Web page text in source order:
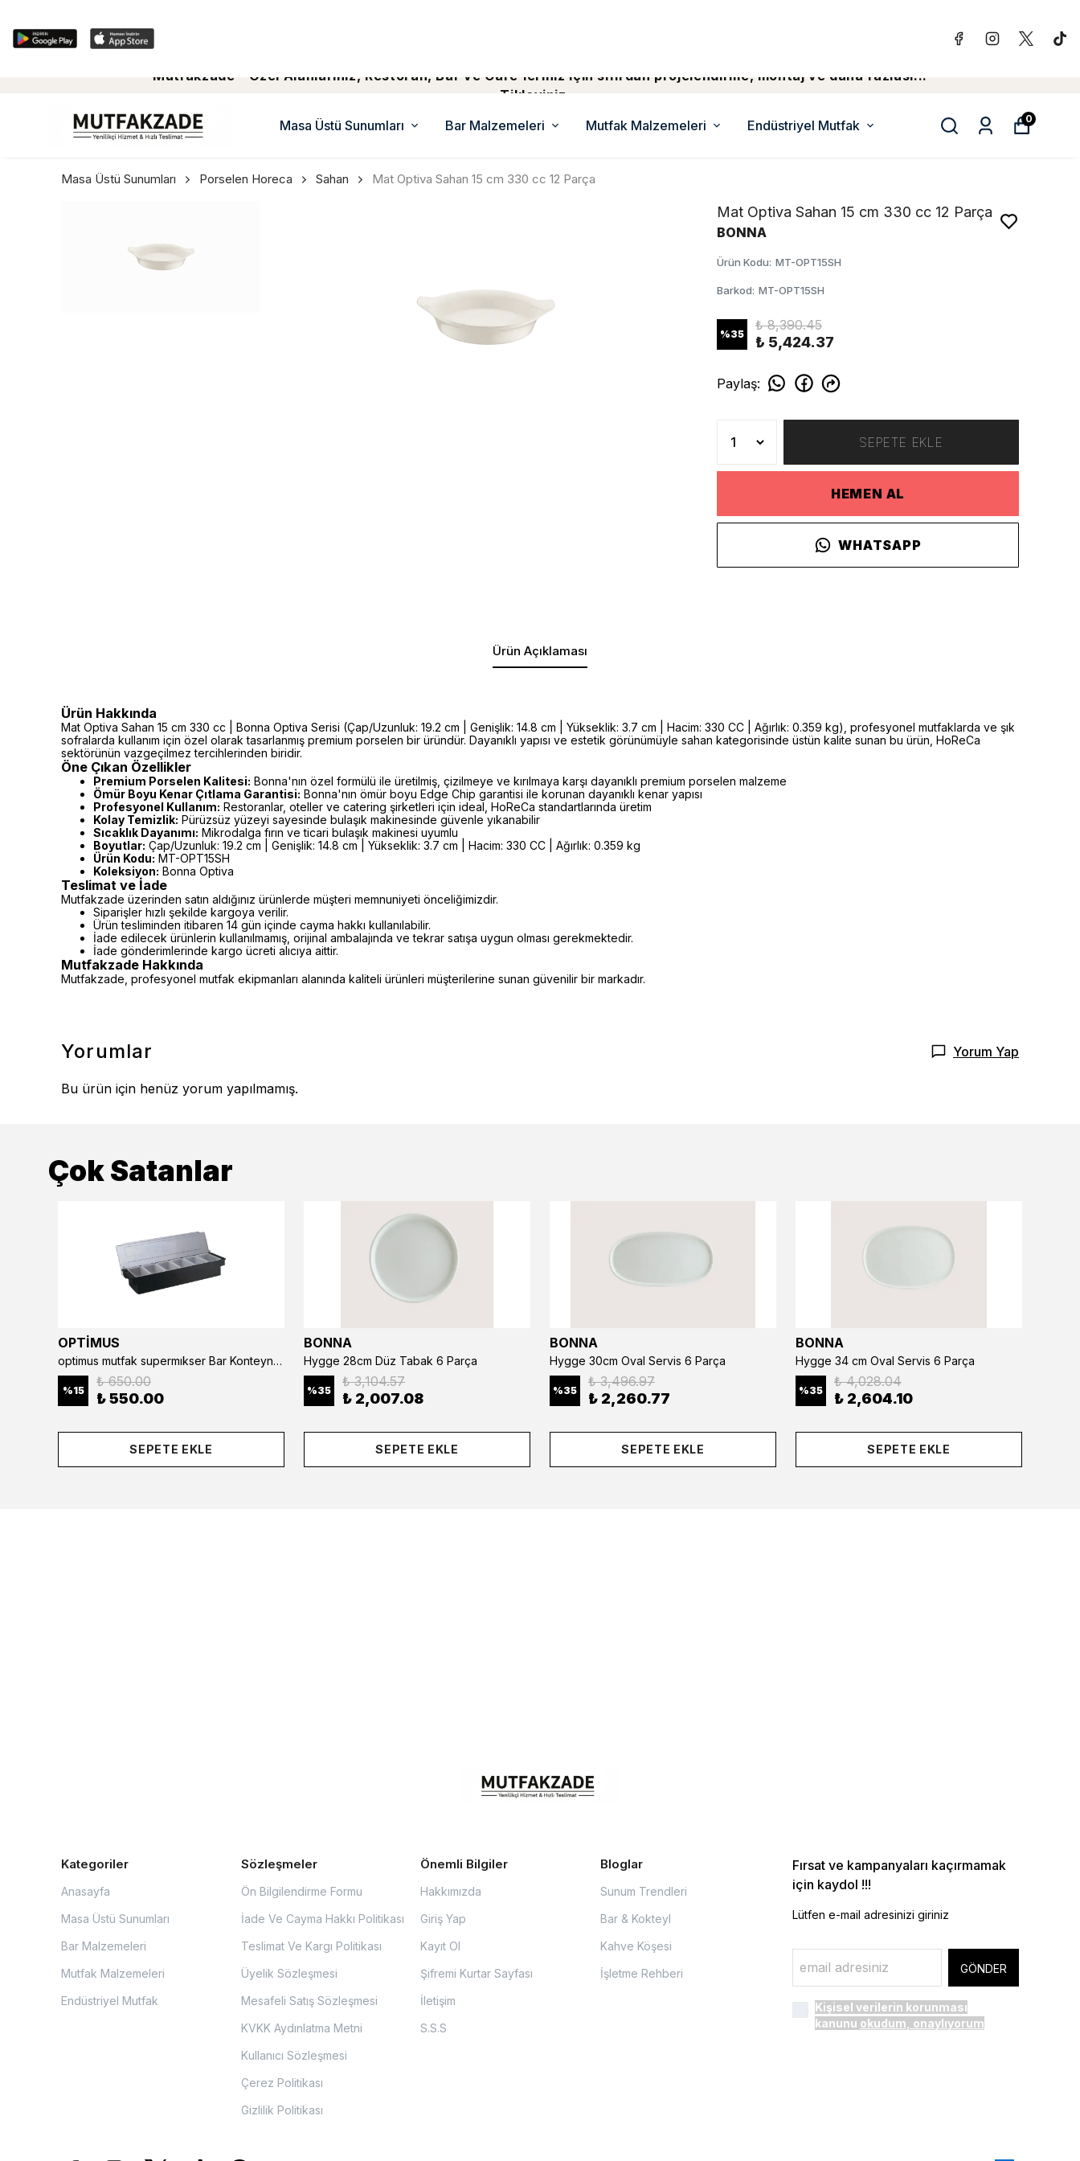
Mutfakzade - Özel Alanlariniz, Restoran, Bar ve Cafe'leriniz için sıfırdan projelendirme, montaj ve daha fazlasi...
Tiklayiniz...
Masa Üstü Sunumları
Bar Malzemeleri Mutfak Malzemeleri Endüstriyel Mutfak 0
Masa Üstü Sunumları Porselen Horeca Sahan Mat Optiva Sahan 15 cm 330 cc 12 Parça
Mat Optiva Sahan 15 cm 330 cc 12 Parça
BONNA
Ürün Kodu: MT-OPT15SH
Barkod: MT-OPT15SH
%35
₺ 8,390.45
₺ 5,424.37
Paylaş:
SEPETE EKLE
HEMEN AL
WHATSAPP
Ürün Açıklaması
Ürün Hakkında
Mat Optiva Sahan 15 cm 330 cc | Bonna Optiva Serisi (Çap/Uzunluk: 19.2 cm | Genişlik: 14.8 cm | Yükseklik: 3.7 cm | Hacim: 330 CC | Ağırlık: 0.359 kg), profesyonel mutfaklarda ve şık
sofralarda kullanım için özel olarak tasarlanmış premium porselen bir üründür. Dayanıklı yapısı ve estetik görünümüyle sahan kategorisinde üstün kalite sunan bu ürün, HoReCa
sektörünün vazgeçilmez tercihlerinden biridir.
Öne Çıkan Özellikler
Premium Porselen Kalitesi: Bonna'nın özel formülü ile üretilmiş, çizilmeye ve kırılmaya karşı dayanıklı premium porselen malzeme
Ömür Boyu Kenar Çıtlama Garantisi: Bonna'nın ömür boyu Edge Chip garantisi ile korunan dayanıklı kenar yapısı
Profesyonel Kullanım: Restoranlar, oteller ve catering şirketleri için ideal, HoReCa standartlarında üretim
Kolay Temizlik: Pürüzsüz yüzeyi sayesinde bulaşık makinesinde güvenle yıkanabilir
Sıcaklık Dayanımı: Mikrodalga fırın ve ticari bulaşık makinesi uyumlu
Boyutlar: Çap/Uzunluk: 19.2 cm | Genişlik: 14.8 cm | Yükseklik: 3.7 cm | Hacim: 330 CC | Ağırlık: 0.359 kg
Ürün Kodu: MT-OPT15SH
Koleksiyon: Bonna Optiva
Teslimat ve İade
Mutfakzade üzerinden satın aldığınız ürünlerde müşteri memnuniyeti önceliğimizdir.
Siparişler hızlı şekilde kargoya verilir.
Ürün tesliminden itibaren 14 gün içinde cayma hakkı kullanılabilir.
İade edilecek ürünlerin kullanılmamış, orijinal ambalajında ve tekrar satışa uygun olması gerekmektedir.
İade gönderimlerinde kargo ücreti alıcıya aittir.
Mutfakzade Hakkında
Mutfakzade, profesyonel mutfak ekipmanları alanında kaliteli ürünleri müşterilerine sunan güvenilir bir markadır.
Yorumlar Yorum Yap
Bu ürün için henüz yorum yapılmamış.
Çok Satanlar
OPTİMUS
optimus mutfak supermıkser Bar Konteyner 6'lı 50×16×9 cm Kapaklı Polikarbon Organizer Bar & Kafe
%15
₺ 650.00
₺ 550.00
SEPETE EKLE
BONNA
Hygge 28cm Düz Tabak 6 Parça
%35
₺ 3,104.57
₺ 2,007.08
SEPETE EKLE
BONNA
Hygge 30cm Oval Servis 6 Parça
%35
₺ 3,496.97
₺ 2,260.77
SEPETE EKLE
BONNA
Hygge 34 cm Oval Servis 6 Parça
%35
₺ 4,028.04
₺ 2,604.10
SEPETE EKLE
Kategoriler
Anasayfa
Masa Üstü Sunumları
Bar Malzemeleri
Mutfak Malzemeleri
Endüstriyel Mutfak
Sözleşmeler
Ön Bilgilendirme Formu
İade Ve Cayma Hakkı Politikası
Teslimat Ve Kargı Politikası
Üyelik Sözleşmesi
Mesafeli Satış Sözleşmesi
KVKK Aydınlatma Metni
Kullanıcı Sözleşmesi
Çerez Politikası
Gizlilik Politikası
Önemli Bilgiler
Hakkımızda
Giriş Yap
Kayıt Ol
Şifremi Kurtar Sayfası
İletişim
S.S.S
Bloglar
Sunum Trendleri
Bar & Kokteyl
Kahve Köşesi
İşletme Rehberi
Fırsat ve kampanyaları kaçırmamak
için kaydol !!!
Lütfen e-mail adresinizi giriniz
GÖNDER
Kişisel verilerin korunması
kanunu okudum, onaylıyorum